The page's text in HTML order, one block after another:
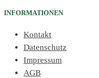
INFORMATIONEN
Kontakt
Datenschutz
Impressum
AGB